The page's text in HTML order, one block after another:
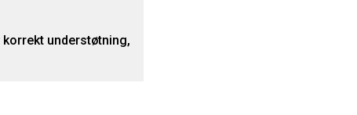
understøtning,